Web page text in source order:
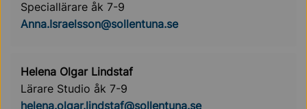
Speciallärare åk 7-9
Anna.Israelsson@sollentuna.se
Helena Olgar Lindstaf
Lärare Studio åk 7-9
helena.olgar.lindstaf@sollentuna.se